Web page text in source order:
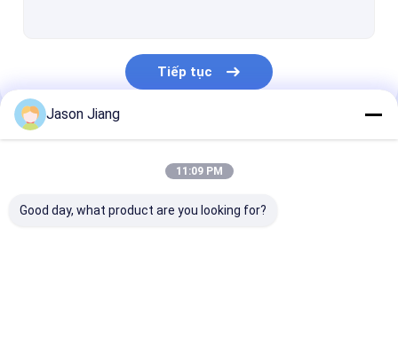
Hộp nối chống cháy nổ
Công tắc chống cháy nổ
Ổ cắm và phích cắm chống cháy nổ
Tiếp tục
Danh Mục Của Chúng Tôi
Jason Jiang
11:09 PM
Good day, what product are you looking for?